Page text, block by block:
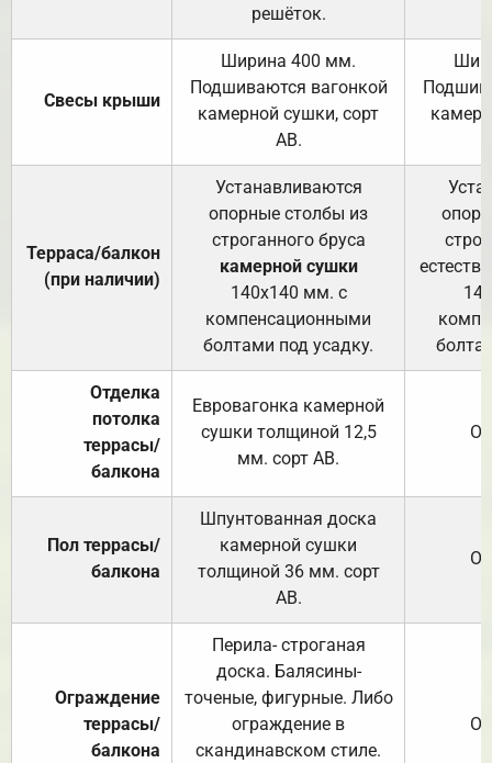
решёток.
Свесы крыши
Ширина 400 мм.
Подшиваются вагонкой
камерной сушки, сорт
АВ.
Терраса/балкон
(при наличии)
Устанавливаются
опорные столбы из
строганного бруса
камерной сушки
140х140 мм. с
компенсационными
болтами под усадку.
Отделка
потолка
террасы/
балкона
Евровагонка камерной
сушки толщиной 12,5
мм. сорт АВ.
Пол террасы/
балкона
Шпунтованная доска
камерной сушки
толщиной 36 мм. сорт
АВ.
Ограждение
террасы/
балкона
Перила- строганая
доска. Балясины-
точеные, фигурные. Либо
ограждение в
скандинавском стиле.